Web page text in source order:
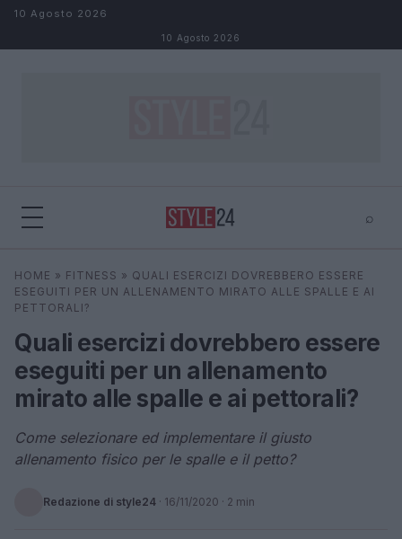
Salta al contenuto
10 Agosto 2026
10 Agosto 2026
⌕
Cerca ⌕
HOME » FITNESS » QUALI ESERCIZI DOVREBBERO ESSERE
ESEGUITI PER UN ALLENAMENTO MIRATO ALLE SPALLE E AI
PETTORALI?
Quali esercizi dovrebbero essere
eseguiti per un allenamento
mirato alle spalle e ai pettorali?
Come selezionare ed implementare il giusto
allenamento fisico per le spalle e il petto?
Redazione di style24 · 16/11/2020 · 2 min